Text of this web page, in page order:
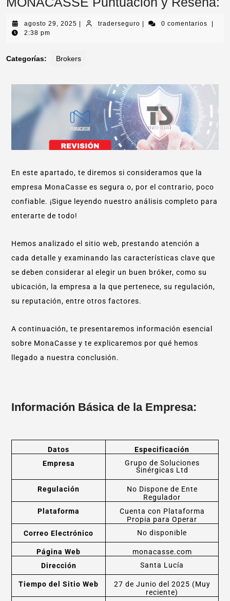
agosto 29, 2025 traderseguro 0 comentarios
2:38 pm
Categorías: Brokers
En este apartado, te diremos si consideramos que la
empresa MonaCasse es segura o, por el contrario, poco
confiable. ¡Sigue leyendo nuestro análisis completo para
enterarte de todo!
Hemos analizado el sitio web, prestando atención a
cada detalle y examinando las características clave que
se deben considerar al elegir un buen bróker, como su
ubicación, la empresa a la que pertenece, su regulación,
su reputación, entre otros factores.
A continuación, te presentaremos información esencial
sobre MonaCasse y te explicaremos por qué hemos
llegado a nuestra conclusión.
Información Básica de la Empresa:
Datos
Especificación
Empresa
Grupo de Soluciones
Sinérgicas Ltd
Regulación
No Dispone de Ente
Regulador
Plataforma
Cuenta con Plataforma
Propia para Operar
Correo Electrónico
No disponible
Página Web
monacasse.com
Dirección
Santa Lucía
Tiempo del Sitio Web
27 de Junio del 2025 (Muy
reciente)